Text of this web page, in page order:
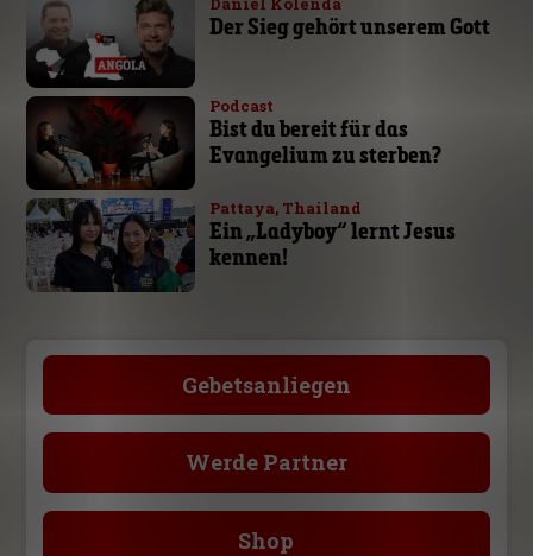
Der Sieg gehört unserem Gott
Podcast
Bist du bereit für das
Evangelium zu sterben?
Pattaya, Thailand
Ein „Ladyboy“ lernt Jesus
kennen!
Gebetsanliegen
Werde Partner
Shop